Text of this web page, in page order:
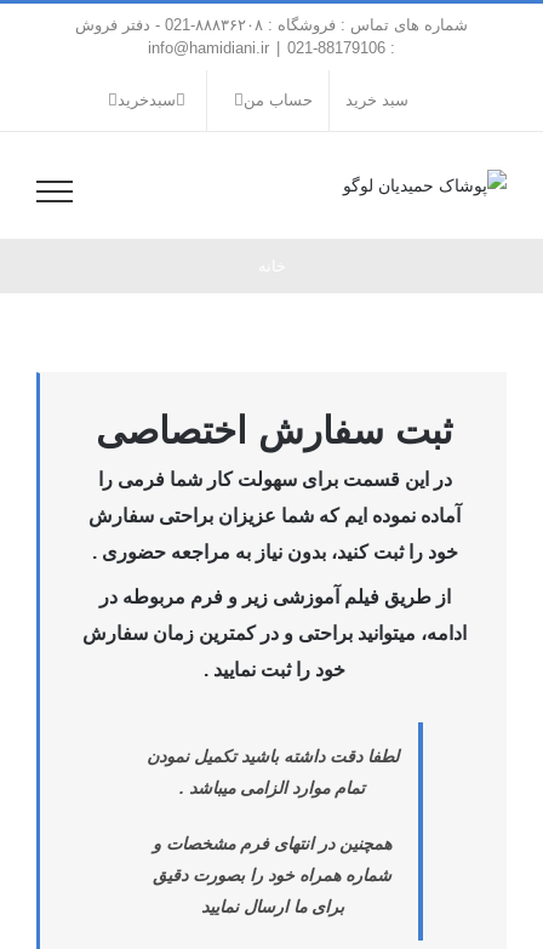
شماره های تماس : فروشگاه : ۸۸۸۳۶۲۰۸-021 - دفتر فروش
: 88179106-021
info@hamidiani.ir
سبد خرید حساب من سبدخرید
ثبت سفارش اختصاصی
در این قسمت برای سهولت کار شما فرمی را
آماده نموده ایم که شما عزیزان براحتی سفارش
خود را ثبت کنید، بدون نیاز به مراجعه حضوری .
از طریق فیلم آموزشی زیر و فرم مربوطه در
ادامه، میتوانید براحتی و در کمترین زمان سفارش
خود را ثبت نمایید .
لطفا دقت داشته باشید تکمیل نمودن
تمام موارد الزامی میباشد .
همچنین در انتهای فرم مشخصات و
شماره همراه خود را بصورت دقیق
برای ما ارسال نمایید